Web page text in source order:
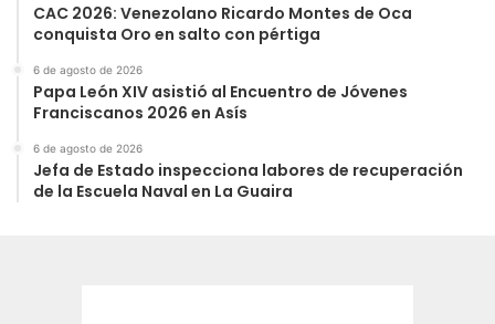
CAC 2026: Venezolano Ricardo Montes de Oca
conquista Oro en salto con pértiga
6 de agosto de 2026
Papa León XIV asistió al Encuentro de Jóvenes
Franciscanos 2026 en Asís
6 de agosto de 2026
Jefa de Estado inspecciona labores de recuperación
de la Escuela Naval en La Guaira